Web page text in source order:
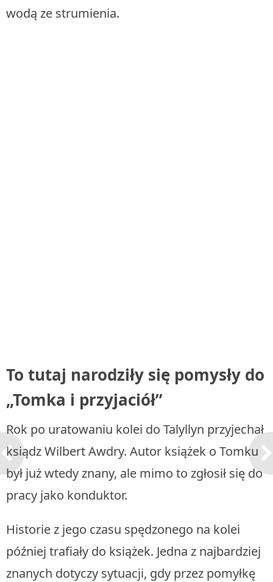
wodą ze strumienia.
To tutaj narodziły się pomysły do
„Tomka i przyjaciół”
Rok po uratowaniu kolei do Talyllyn przyjechał
ksiądz Wilbert Awdry. Autor książek o Tomku
był już wtedy znany, ale mimo to zgłosił się do
pracy jako konduktor.
Historie z jego czasu spędzonego na kolei
później trafiały do książek. Jedna z najbardziej
znanych dotyczy sytuacji, gdy przez pomyłkę